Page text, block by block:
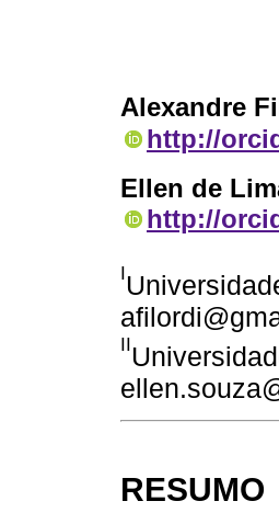
Alexandre
http://
Ellen de
http://
I
II
RESUMO